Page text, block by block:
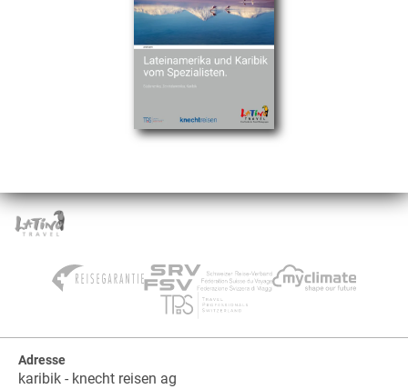
Adresse
karibik - knecht reisen ag